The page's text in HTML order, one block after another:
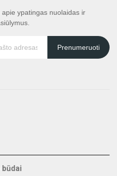
ypatingas nuolaidas ir
Prenumeruoti